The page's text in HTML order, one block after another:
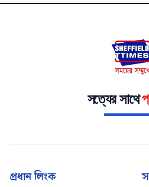
সত্যের সাথে
প্রধান লিংক